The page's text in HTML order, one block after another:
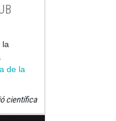
la
de la
científica